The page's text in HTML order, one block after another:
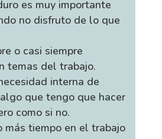
es muy importante
no disfruto de lo que
o casi siempre
temas del trabajo.
interna de
que tengo que hacer
como si no.
más tiempo en el trabajo